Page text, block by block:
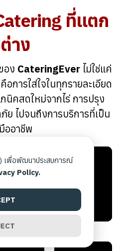
ที่แตก
ต่าง
อง CateringEverไม่ใช่แค่
การใส่ใจในทุกรายละเอียด
คสดใหม่จากไร่ การปรุง
ย ไปจนถึงการบริการที่เป็น
มืออาชีพ
เพื่อพัฒนาประสบการณ์
Policy.